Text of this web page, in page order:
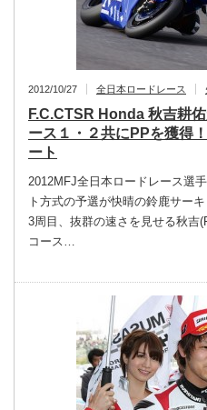
2012/10/27 全日本ロードレース
F.C.CTSR Honda 秋吉耕
ース１・２共にPPを獲得
ート
2012MFJ全日本ロードレース選
ト方式の予選が快晴の鈴鹿サー
3周目、抜群の速さを見せる秋吉
コース…